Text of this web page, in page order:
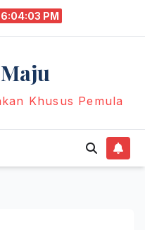
6:04:04 PM
Khusus Pemula